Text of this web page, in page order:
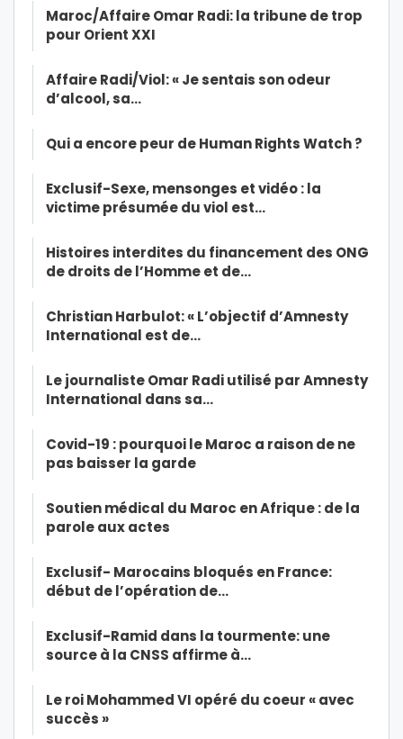
Maroc/Affaire Omar Radi: la tribune de trop
pour Orient XXI
Affaire Radi/Viol: « Je sentais son odeur
d’alcool, sa…
Qui a encore peur de Human Rights Watch ?
Exclusif-Sexe, mensonges et vidéo : la
victime présumée du viol est…
Histoires interdites du financement des ONG
de droits de l’Homme et de…
Christian Harbulot: « L’objectif d’Amnesty
International est de…
Le journaliste Omar Radi utilisé par Amnesty
International dans sa…
Covid-19 : pourquoi le Maroc a raison de ne
pas baisser la garde
Soutien médical du Maroc en Afrique : de la
parole aux actes
Exclusif- Marocains bloqués en France:
début de l’opération de…
Exclusif-Ramid dans la tourmente: une
source à la CNSS affirme à…
Le roi Mohammed VI opéré du coeur « avec
succès »